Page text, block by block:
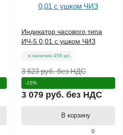
0
Индикатор часового типа
ИЧ-5 0,01 с ушком ЧИЗ
в наличии 458 шт.
3 623 руб.без НДС
-15%
3 079 руб. без НДС
В корзину